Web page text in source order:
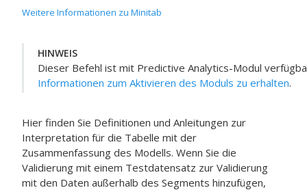
Weitere Informationen zu Minitab
HINWEIS
Dieser Befehl ist mit Predictive Analytics-Modul
Informationen zum Aktivieren des Moduls zu erhalten.
Hier finden Sie Definitionen und Anleitungen zur
Interpretation für die Tabelle mit der
Zusammenfassung des Modells. Wenn Sie die
Validierung mit einem Testdatensatz zur Validierung
mit den Daten außerhalb des Segments hinzufügen,